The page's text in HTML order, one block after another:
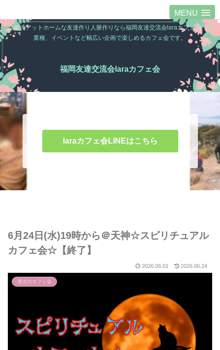
MENU
福岡のアットホームな友達作り人脈作りなら福岡友達交流会laraカフェ会。異
業種、イベントなど幅広い企画で楽しめるカフェ会です。
福岡友達交流会laraカフェ会
laraカフェ会LINEはこちら
6月24日(水)19時から＠天神☆スピリチュアル
カフェ会☆【終了】
2026.06.01 2026.06.24
過去のカフェ会